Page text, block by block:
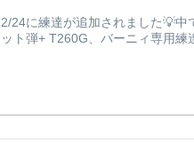
2/24に練達が追加されました💡
ット弾+ T260G、バーニィ専用練